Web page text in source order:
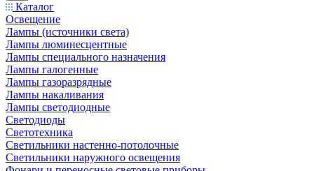
Каталог
Освещение
Лампы (источники света)
Лампы люминесцентные
Лампы специального назначения
Лампы галогенные
Лампы газоразрядные
Лампы накаливания
Лампы светодиодные
Светодиоды
Светотехника
Светильники настенно-потолочные
Светильники наружного освещения